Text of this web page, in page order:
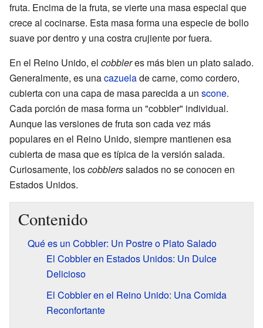
fruta. Encima de la fruta, se vierte una masa especial que
crece al cocinarse. Esta masa forma una especie de bollo
suave por dentro y una costra crujiente por fuera.
En el Reino Unido, el cobbleres más bien un plato salado.
Generalmente, es unacazuelade carne, como cordero,
cubierta con una capa de masa parecida a un scone.
Cada porción de masa forma un "cobbler" individual.
Aunque las versiones de fruta son cada vez más
populares en el Reino Unido, siempre mantienen esa
cubierta de masa que es típica de la versión salada.
Curiosamente, loscobblerssalados no se conocen en
Estados Unidos.
Contenido
Qué es un Cobbler: Un Postre o Plato Salado
El Cobbler en Estados Unidos: Un Dulce
Delicioso
El Cobbler en el Reino Unido: Una Comida
Reconfortante